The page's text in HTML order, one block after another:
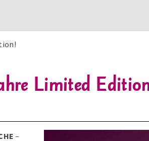
Limited
–